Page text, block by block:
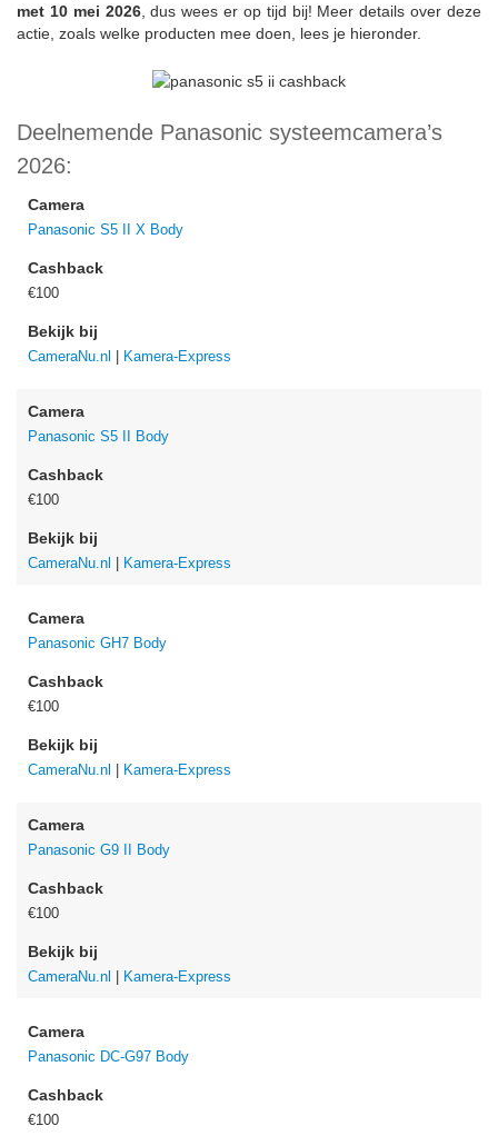
met 10 mei 2026, dus wees er op tijd bij! Meer details over deze
actie, zoals welke producten mee doen, lees je hieronder.
Deelnemende Panasonic systeemcamera’s
2026:
Camera
Panasonic S5 II X Body
Cashback
€100
Bekijk bij
CameraNu.nl Kamera-Express
Camera
Panasonic S5 II Body
Cashback
€100
Bekijk bij
CameraNu.nl Kamera-Express
Camera
Panasonic GH7 Body
Cashback
€100
Bekijk bij
CameraNu.nl Kamera-Express
Camera
Panasonic G9 II Body
Cashback
€100
Bekijk bij
CameraNu.nl Kamera-Express
Camera
Panasonic DC-G97 Body
Cashback
€100